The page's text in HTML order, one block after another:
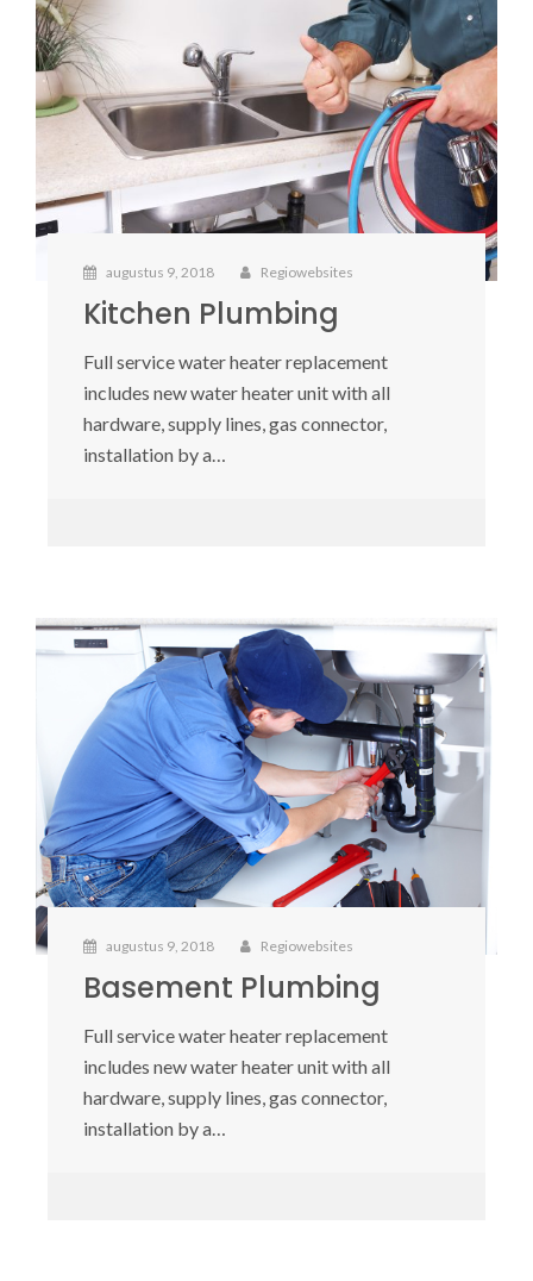
augustus 9, 2018 Regiowebsites
Kitchen Plumbing
Full service water heater replacement
includes new water heater unit with all
hardware, supply lines, gas connector,
installation by a…
augustus 9, 2018 Regiowebsites
Basement Plumbing
Full service water heater replacement
includes new water heater unit with all
hardware, supply lines, gas connector,
installation by a…